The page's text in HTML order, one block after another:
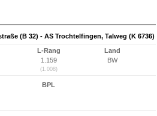
(B 32) - AS Trochtelfingen, Talweg (K 6736)
L-Rang
1.159
(1.008)
Land
BW
BPL